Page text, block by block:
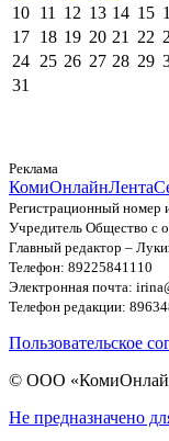
10 11 12 13 14 15
17 18 19 20 21 22
24 25 26 27 28 29
31
Реклама
КомиОнлайнЛента
Регистрационный номер
Учредитель Общество с
Главный редактор –
Телефон: 89225841110
Электронная почта:
Телефон редакции:
Пользовательское
© ООО
Не предназначено